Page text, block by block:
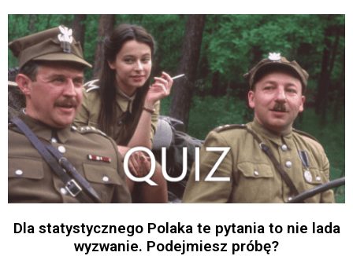
Dla statystycznego Polaka te pytania to nie lada
wyzwanie. Podejmiesz próbę?